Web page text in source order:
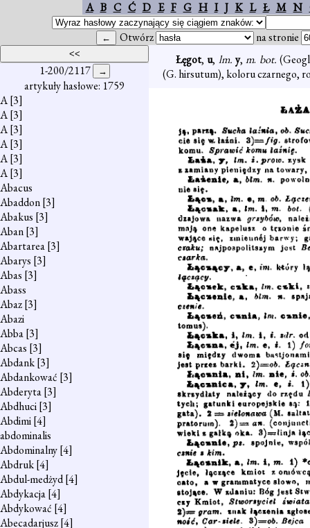
A B C Ć D E F G H I J K L Ł M N
Otwórz na stronie
1-200/2117
artykuły hasłowe: 1759
A[3]
A[3]
A[3]
A[3]
A[3]
A[3]
Abacus
Abaddon[3]
Abakus [3]
Aban[3]
Abartarea[3]
Abarys [3]
Abas [3]
Abass
Abaz[3]
Abazi
Abba[3]
Abcas [3]
Abdank[3]
Abdankować [3]
Abderyta[3]
Abdhuci[3]
Abdimi[4]
abdominalis
Abdominalny[4]
Abdruk[4]
Abdul-medżyd[4]
Abdykacja[4]
Abdykować [4]
Abecadarjusz[4]
Łęgot, u, lm. y,m. bot.
(G. hirsutum), koloru czarnego,